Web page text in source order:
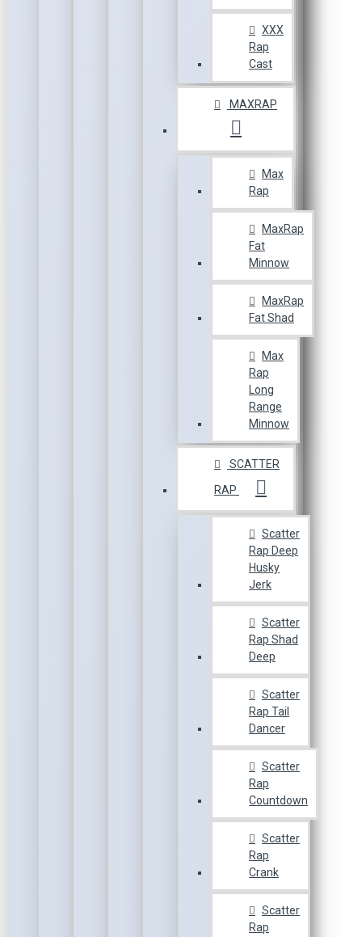
XXX
Rap
Cast
MAXRAP
Max
Rap
MaxRap
Fat
Minnow
MaxRap
Fat Shad
Max
Rap
Long
Range
Minnow
SCATTER
RAP
Scatter
Rap Deep
Husky
Jerk
Scatter
Rap Shad
Deep
Scatter
Rap Tail
Dancer
Scatter
Rap
Countdown
Scatter
Rap
Crank
Scatter
Rap